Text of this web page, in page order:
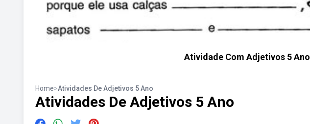
Atividade Com Adjetivos 5 Ano
Home>Atividades De Adjetivos 5 Ano
Atividades De Adjetivos 5 Ano